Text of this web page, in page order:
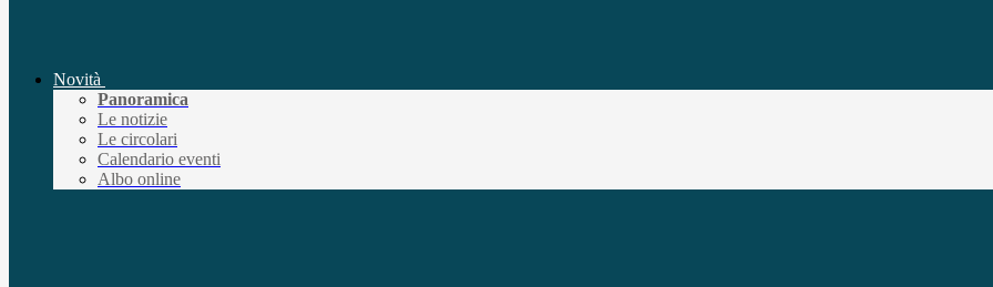
Novità
Panoramica
Le notizie
Le circolari
Calendario eventi
Albo online